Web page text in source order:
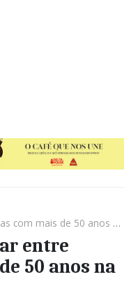
mais de 50 anos na Europa
entre
50 anos na